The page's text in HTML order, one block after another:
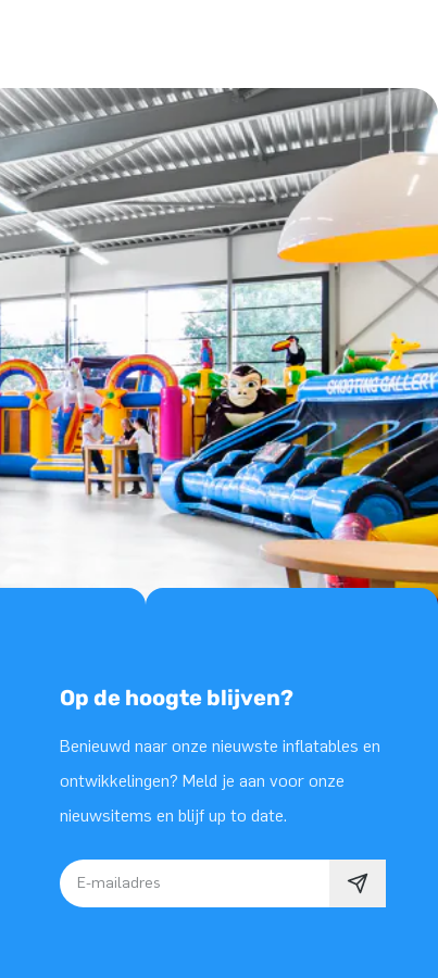
Op de hoogte blijven?
Benieuwd naar onze nieuwste inflatables en
ontwikkelingen? Meld je aan voor onze
nieuwsitems en blijf up to date.
E-mailadres